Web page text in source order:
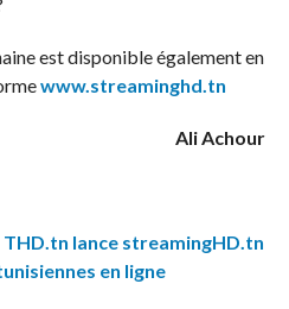
est disponible également en
www.streaminghd.tn
Ali Achour
THD.tn lance streamingHD.tn
en ligne